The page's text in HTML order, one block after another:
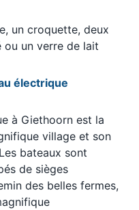
un croquette, deux
ou un verre de lait
électrique
à Giethoorn est la
village et son
bateaux sont
de sièges
des belles fermes,